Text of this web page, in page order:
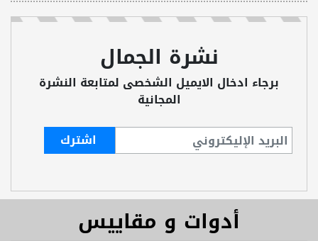
نشرة الجمال
برجاء ادخال الايميل الشخصى لمتابعة النشرة
المجانية
أدوات و مقاييس